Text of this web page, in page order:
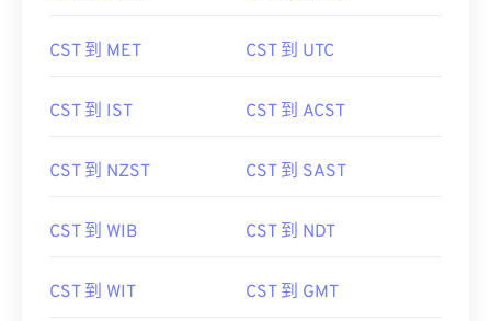
CST 到 MET CST 到 UTC
CST 到 IST CST 到 ACST
CST 到 NZST CST 到 SAST
CST 到 WIB CST 到 NDT
CST 到 WIT CST 到 GMT